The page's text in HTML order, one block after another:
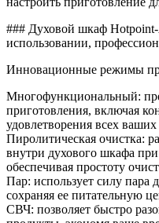
### Духовой шкаф Hotpoint-
использовании,
Инновационные режимы
Многофункциональный:
приготовления, включая
удовлетворения всех
Пиролитическая очистка:
внутри духового шкафа
обеспечивая простоту
Пар: использует силу пара
сохраняя ее питательную
СВЧ: позволяет быстро